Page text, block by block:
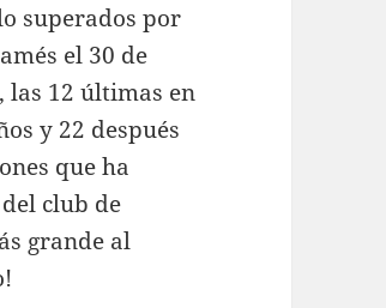
superados por
el 30 de
las 12 últimas en
y 22 después
que ha
club de
grande al